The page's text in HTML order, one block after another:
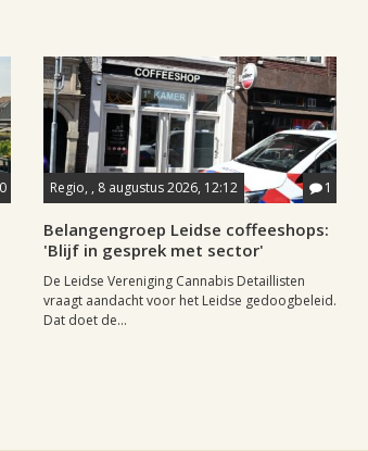
0 Regio, , 8 augustus 2026, 12:12 1
Belangengroep Leidse coffeeshops:
'Blijf in gesprek met sector'
De Leidse Vereniging Cannabis Detaillisten
vraagt aandacht voor het Leidse gedoogbeleid.
Dat doet de...